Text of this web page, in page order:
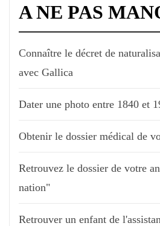
A NE PAS
Connaître le décret de
avec Gallica
Dater une photo entre 1840 et
Obtenir le dossier médical de
Retrouvez le dossier de votre
nation"
Retrouver un enfant de